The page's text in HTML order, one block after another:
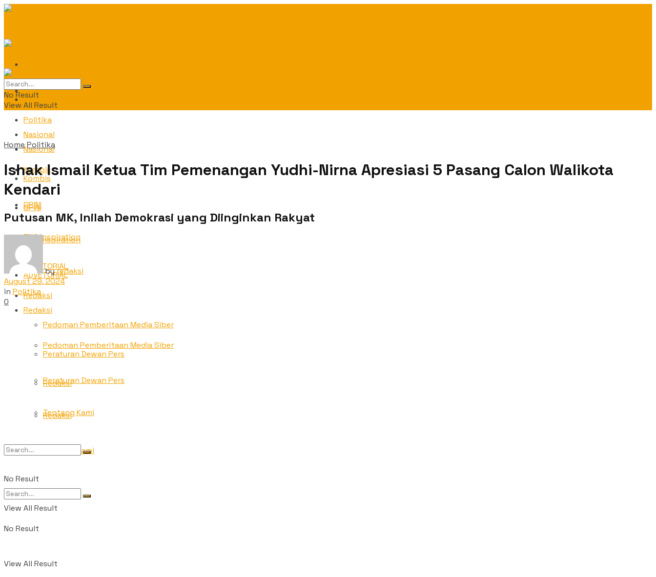
Politika
Nasional
Kombis
OPINI
TNC Inspiration
ADVETORIAL
Redaksi
Pedoman Pemberitaan Media Siber
Peraturan Dewan Pers
Redaksi
Tentang Kami
No Result
View All Result
Daerah
Politika
Nasional
Kombis
OPINI
TNC Inspiration
ADVETORIAL
Redaksi
Pedoman Pemberitaan Media Siber
Peraturan Dewan Pers
Redaksi
Tentang Kami
No Result
View All Result
No Result
View All Result
HomePolitika
Ishak Ismail Ketua Tim Pemenangan Yudhi-Nirna Apresiasi 5 Pasang Calon Walikota
Kendari
Putusan MK, Inilah Demokrasi yang Diinginkan Rakyat
byredaksi
August 29, 2024
in Politika
0